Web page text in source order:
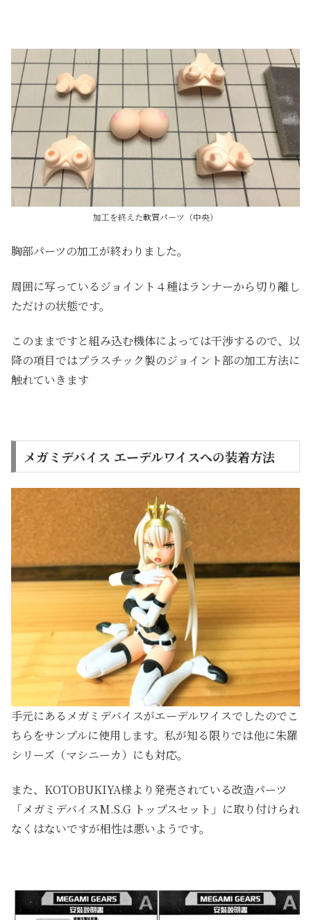
加工を終えた軟質パーツ（中央）
胸部パーツの加工が終わりました。
周囲に写っているジョイント４種はランナーから切り離し
ただけの状態です。
このままですと組み込む機体によっては干渉するので、以
降の項目ではプラスチック製のジョイント部の加工方法に
触れていきます
メガミデバイス エーデルワイスへの装着方法
手元にあるメガミデバイスがエーデルワイスでしたのでこ
ちらをサンプルに使用します。私が知る限りでは他に朱羅
シリーズ（マシニーカ）にも対応。
また、KOTOBUKIYA様より発売されている改造パーツ
「メガミデバイスM.S.G トップスセット」に取り付けられ
なくはないですが相性は悪いようです。